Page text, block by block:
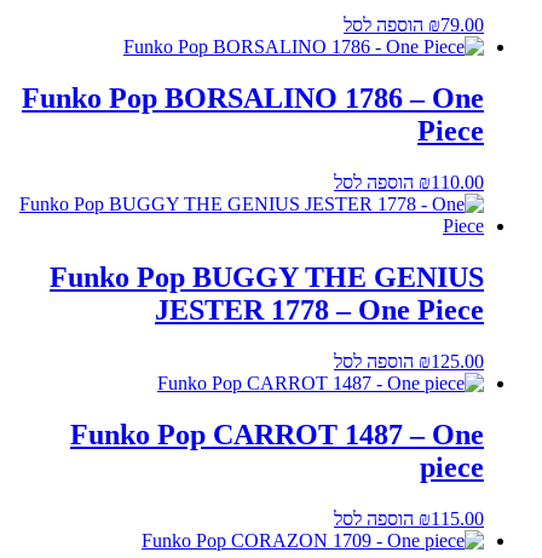
₪79.00 הוספה לסל
Funko Pop BORSALINO 1786 – One
Piece
₪110.00 הוספה לסל
Funko Pop BUGGY THE GENIUS
JESTER 1778 – One Piece
₪125.00 הוספה לסל
Funko Pop CARROT 1487 – One
piece
₪115.00 הוספה לסל